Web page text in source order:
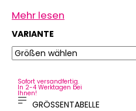
Mehr lesen
VARIANTE
Sofort versandfertig.
In 2-4 Werktagen bei
Ihnen!
GRÖSSENTABELLE